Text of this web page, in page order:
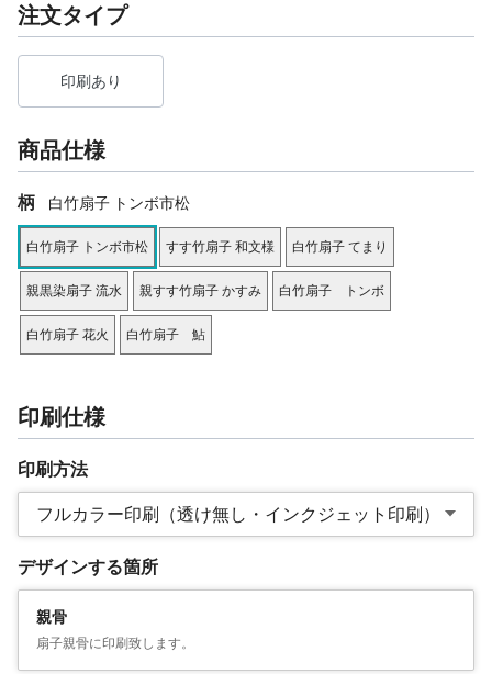
注文タイプ
印刷あり
商品仕様
柄 白竹扇子 トンボ市松
白竹扇子 トンボ市松 すす竹扇子 和文様 白竹扇子 てまり
親黒染扇子 流水 親すす竹扇子 かすみ 白竹扇子 トンボ
白竹扇子 花火 白竹扇子 鮎
印刷仕様
印刷方法
フルカラー印刷（透け無し・インクジェット印刷）
デザインする箇所
親骨
扇子親骨に印刷致します。